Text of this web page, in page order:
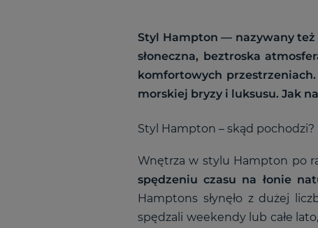
Styl Hampton — nazywany też
słoneczna, beztroska
komfortowych
morskiej bryzy i luksusu. Jak
Styl Hampton – skąd pochodzi?
Wnętrza w stylu Hampton po
spędzeniu czasu na łonie
Hamptons słynęło z dużej
spędzali weekendy lub całe